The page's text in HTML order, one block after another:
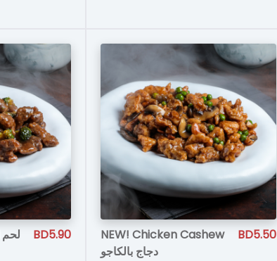
BD5.90
NEW! Chicken Cashew
دجاج بالكاجو
BD5.50